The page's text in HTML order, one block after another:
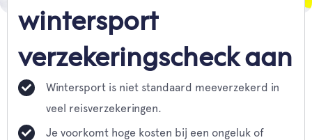
wintersport
verzekeringscheck aan
Wintersport is niet standaard meeverzekerd in
veel reisverzekeringen.
Je voorkomt hoge kosten bij een ongeluk of